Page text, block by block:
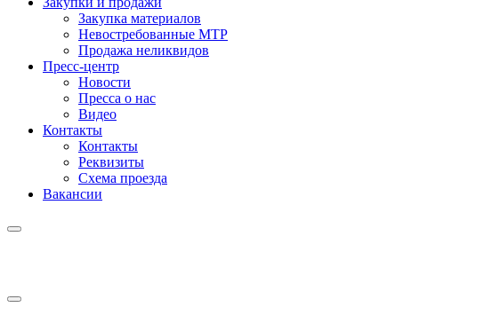
Закупка материалов
Невостребованные МТР
Продажа неликвидов
Пресс-центр
Новости
Пресса о нас
Видео
Контакты
Контакты
Реквизиты
Схема проезда
Вакансии